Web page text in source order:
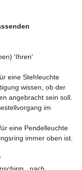
'Ihren'
eine Stehleuchte
wissen, ob der
angebracht sein soll.
im
eine Pendelleuchte
immer oben ist.